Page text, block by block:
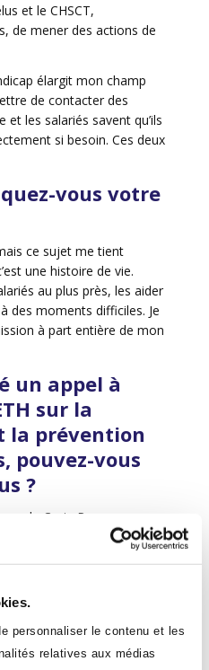
personnaliser le contenu et les
relatives aux médias
et le CHSCT,
de mener des actions de
élargit mon champ
de contacter des
et les salariés savent qu’ils
si besoin. Ces deux
vous votre
ce sujet me tient
une histoire de vie.
au plus près, les aider
des moments difficiles. Je
à part entière de mon
un appel à
sur la
la prévention
pouvez-vous
?
la Croix-Rouge
Quand l’appel à projets a
salariés pour qui il fallait
l’action.
aide-soignante, avec une
EHPAD. Elle allait,